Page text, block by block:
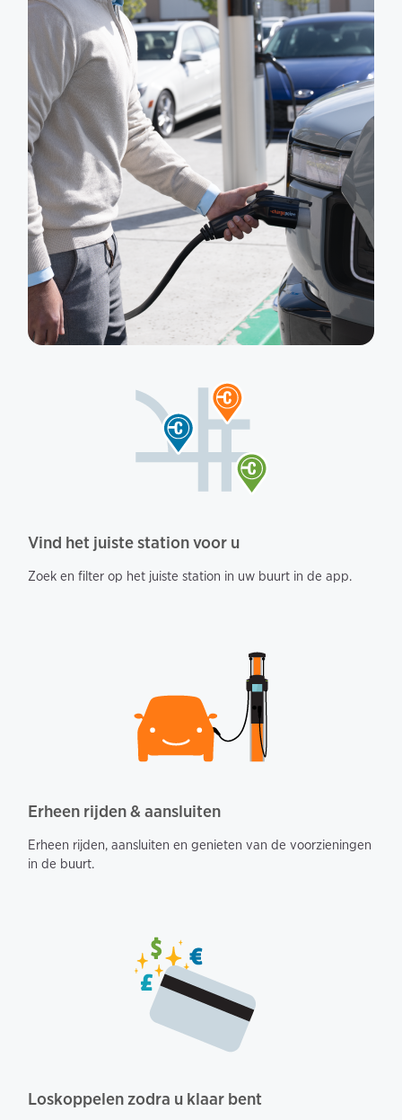
Vind het juiste station voor u
Zoek en filter op het juiste station in uw buurt in de app.
Erheen rijden & aansluiten
Erheen rijden, aansluiten en genieten van de voorzieningen
in de buurt.
Loskoppelen zodra u klaar bent